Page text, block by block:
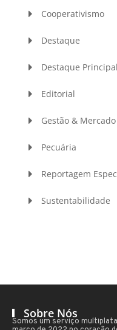
Cooperativismo
Destaque
Destaque Principal
Editorial
Gestão & Mercado
Pecuária
Reportagem
Sustentabilidade
Sobre Nós
Somos um serviço